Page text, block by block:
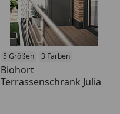
5 Größen 3 Farben
Biohort
Terrassenschrank Julia